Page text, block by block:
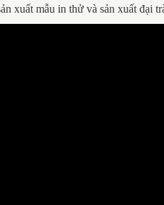
xuất mẫu in thử và sản xuất đại